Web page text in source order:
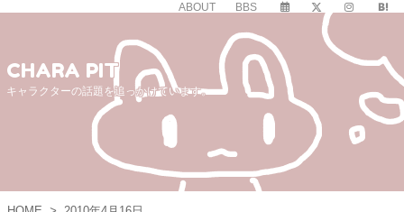
ABOUT BBS
CHARA PIT
キャラクターの話題を追っかけています。